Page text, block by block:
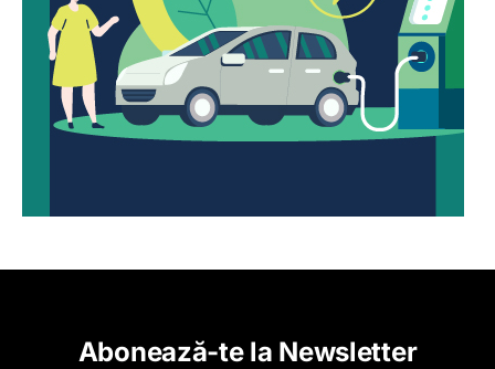
Abonează-te la Newsletter